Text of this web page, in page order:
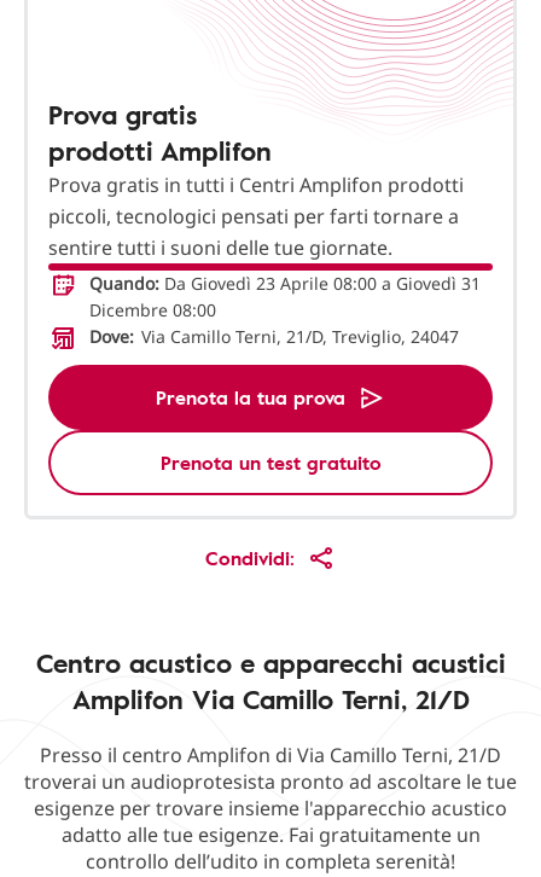
Prova gratis
prodotti Amplifon
Prova gratis in tutti i Centri Amplifon prodotti
piccoli, tecnologici pensati per farti tornare a
sentire tutti i suoni delle tue giornate.
Quando: Da Giovedì 23 Aprile 08:00 a Giovedì 31
Dicembre 08:00
Dove: Via Camillo Terni, 21/D, Treviglio, 24047
Prenota la tua prova
Prenota un test gratuito
Condividi:
Centro acustico e apparecchi acustici
Amplifon Via Camillo Terni, 21/D
Presso il centro Amplifon di Via Camillo Terni, 21/D
troverai un audioprotesista pronto ad ascoltare le tue
esigenze per trovare insieme l'apparecchio acustico
adatto alle tue esigenze. Fai gratuitamente un
controllo dell’udito in completa serenità!